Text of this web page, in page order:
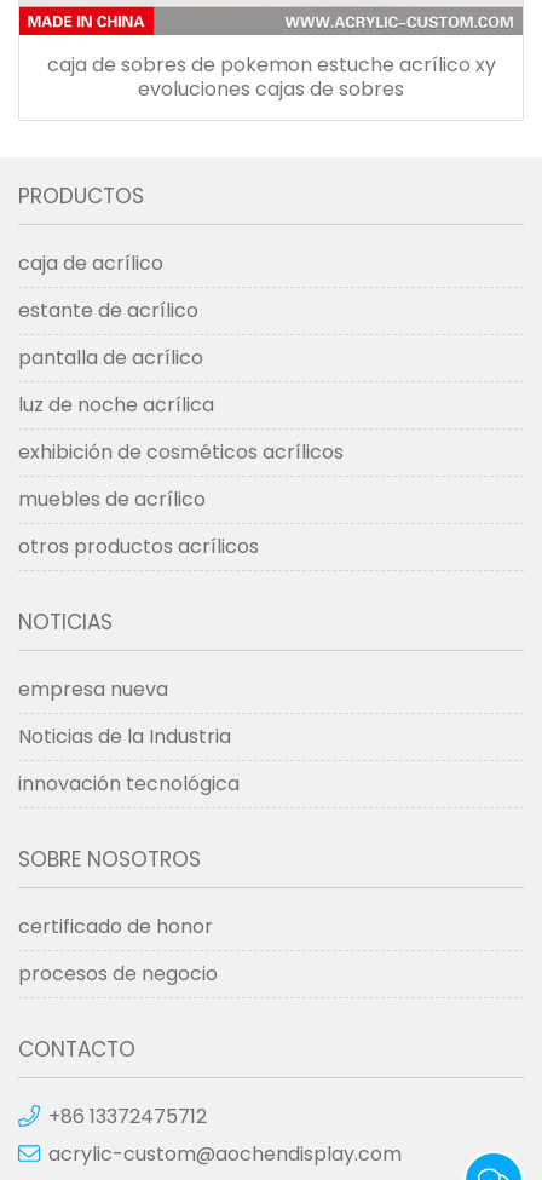
caja de sobres de pokemon estuche acrílico xy
evoluciones cajas de sobres
PRODUCTOS
caja de acrílico
estante de acrílico
pantalla de acrílico
luz de noche acrílica
exhibición de cosméticos acrílicos
muebles de acrílico
otros productos acrílicos
NOTICIAS
empresa nueva
Noticias de la Industria
innovación tecnológica
SOBRE NOSOTROS
certificado de honor
procesos de negocio
CONTACTO
+86 13372475712
acrylic-custom@aochendisplay.com